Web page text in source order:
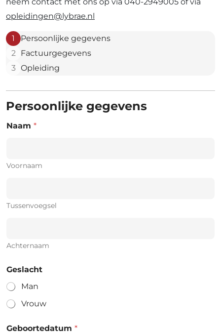
opleidingen@lybrae.nl
1
Persoonlijke gegevens
2
Factuurgegevens
3 Opleiding
Persoonlijke gegevens
Naam *
Voornaam
Tussenvoegsel
Achternaam
Geslacht
Man
Vrouw
Geboortedatum *